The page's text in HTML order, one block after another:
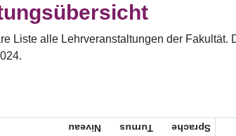
Liste alle Lehrveranstaltungen der Fakultät.
Niveau Turnus Sprache